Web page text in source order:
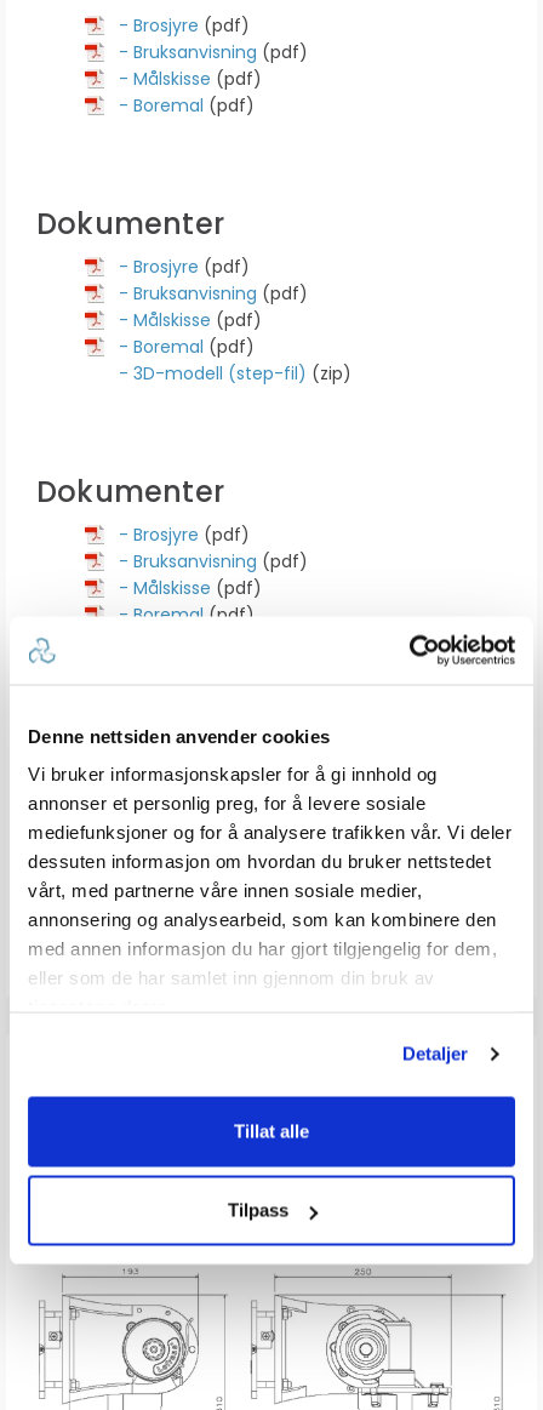
Denne nettsiden anvender cookies
Vi bruker informasjonskapsler for å gi innhold og
annonser et personlig preg, for å levere sosiale
mediefunksjoner og for å analysere trafikken vår. Vi deler
dessuten informasjon om hvordan du bruker nettstedet
vårt, med partnerne våre innen sosiale medier,
annonsering og analysearbeid, som kan kombinere den
med annen informasjon du har gjort tilgjengelig for dem,
eller som de har samlet inn gjennom din bruk av
Detaljer
Tillat alle
Tilpass
- Brosjyre (pdf)
- Bruksanvisning (pdf)
- Målskisse (pdf)
- Boremal (pdf)
Dokumenter
- Brosjyre (pdf)
- Bruksanvisning (pdf)
- Målskisse (pdf)
- Boremal (pdf)
- 3D-modell (step-fil) (zip)
Dokumenter
- Brosjyre (pdf)
- Bruksanvisning (pdf)
- Målskisse (pdf)
- Boremal (pdf)
Dokumenter
- Brosjyre(pdf)
- Bruksanvisning(pdf)
- Målskisse (pdf)
- Boremal(pdf)
- 3D-modell (step-fil)
(zip)